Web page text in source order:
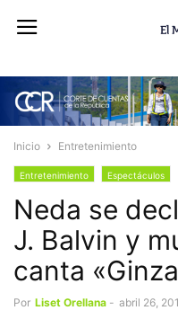
Inicio Entretenimiento
Entretenimiento Espectáculos
Neda se
J. Balvin y
canta
Por Liset Orellana - abril 26,